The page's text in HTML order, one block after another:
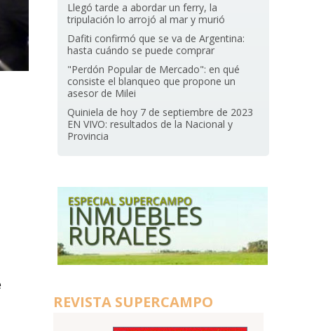
Llegó tarde a abordar un ferry, la
tripulación lo arrojó al mar y murió
Dafiti confirmó que se va de Argentina:
hasta cuándo se puede comprar
"Perdón Popular de Mercado": en qué
consiste el blanqueo que propone un
asesor de Milei
Quiniela de hoy 7 de septiembre de 2023
EN VIVO: resultados de la Nacional y
Provincia
REVISTA SUPERCAMPO